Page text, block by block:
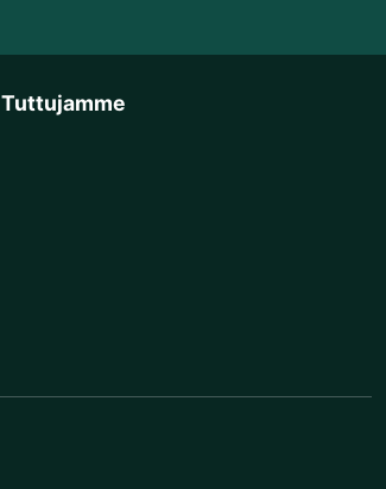
Tuttujamme